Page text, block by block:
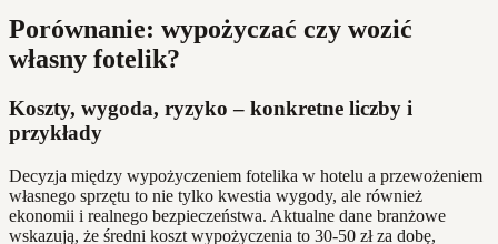
Porównanie: wypożyczać czy wozić
własny fotelik?
Koszty, wygoda, ryzyko – konkretne liczby i
przykłady
Decyzja między wypożyczeniem fotelika w hotelu a przewożeniem
własnego sprzętu to nie tylko kwestia wygody, ale również
ekonomii i realnego bezpieczeństwa. Aktualne dane branżowe
wskazują, że średni koszt wypożyczenia to 30-50 zł za dobę,